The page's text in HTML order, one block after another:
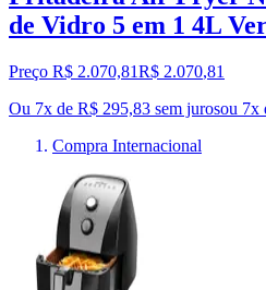
de Vidro 5 em 1 4L
Preço R$ 2.070,81R$ 2.070,81
Ou 7x de R$ 295,83 sem jurosou 7x
Compra Internacional